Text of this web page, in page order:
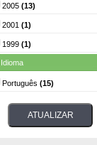
2005 (13)
2001 (1)
1999 (1)
Idioma
Português (15)